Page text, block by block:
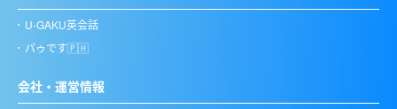
U-GAKU英会話
パゥです🇵🇭
会社・運営情報